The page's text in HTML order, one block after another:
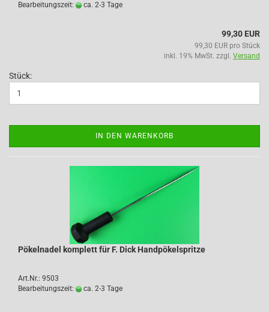
Bearbeitungszeit:
ca. 2-3 Tage
99,30 EUR
99,30 EUR pro Stück
inkl. 19% MwSt. zzgl. Versand
Stück:
IN DEN WARENKORB
Pökelnadel komplett für F. Dick Handpökelspritze
Art.Nr.: 9503
Bearbeitungszeit:
ca. 2-3 Tage